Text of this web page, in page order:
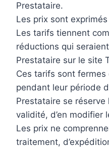
Prestataire.
Les prix sont
Les tarifs tiennent
réductions qui
Prestataire sur le site
Ces tarifs sont
pendant leur période
Prestataire se
validité, d’en modifier
Les prix ne
traitement,